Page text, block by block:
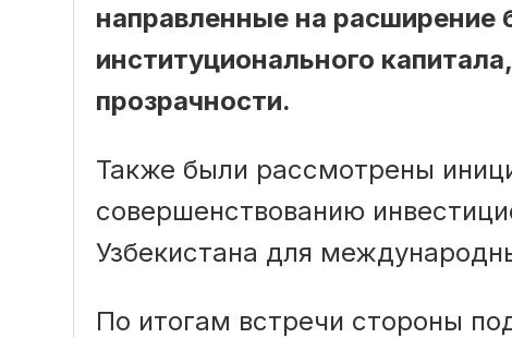
направленные на расширение
институционального
прозрачности.
Также были рассмотрены
совершенствованию
Узбекистана для
По итогам встречи стороны